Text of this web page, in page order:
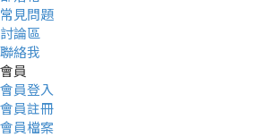
常見問題
討論區
聯絡我
會員
會員登入
會員註冊
會員檔案